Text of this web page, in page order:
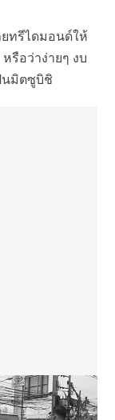
ทรีไดมอนด์ให้
รือว่าง่ายๆ งบ
นมิตซูบิชิ